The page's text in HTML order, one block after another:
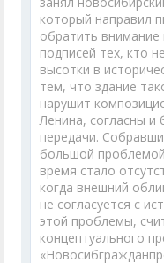
который направил
обратить
подписей тех, кто
высотки в
тем, что здание
нарушит
Ленина, согласны и
передачи.
большой
время стало
когда внешний
не согласуется с
этой проблемы,
концептуального